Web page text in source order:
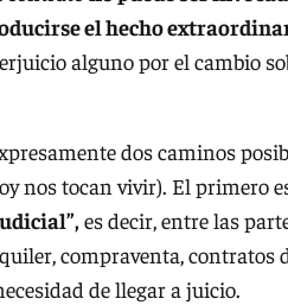
el hecho
alguno por el cambio
dos caminos
nos tocan vivir). El primero
es decir, entre las
compraventa, contratos
de llegar a juicio.